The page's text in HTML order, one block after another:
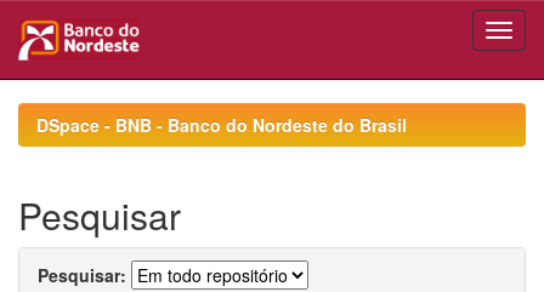
navigationDSpace - BNB - Banco do Nordeste do Brasil
Pesquisar
Pesquisar: